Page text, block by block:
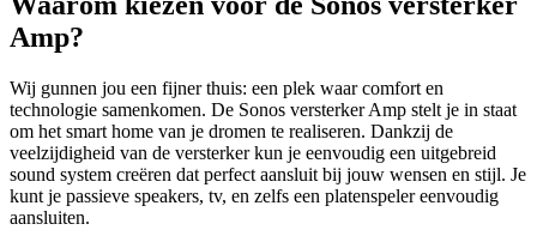
Amp?
Wij gunnen jou een fijner thuis: een plek waar comfort en
technologie samenkomen. De Sonos versterker Amp stelt je in staat
om het smart home van je dromen te realiseren. Dankzij de
veelzijdigheid van de versterker kun je eenvoudig een uitgebreid
sound system creëren dat perfect aansluit bij jouw wensen en stijl. Je
kunt je passieve speakers, tv, en zelfs een platenspeler eenvoudig
aansluiten.